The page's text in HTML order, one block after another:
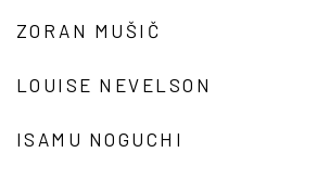
ZORAN MUŠIČ
LOUISE NEVELSON
ISAMU NOGUCHI